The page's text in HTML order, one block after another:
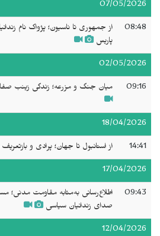
07/05/2026
08:48
از جمهوری تا ناسیون؛ پژواک نام
پاریس
02/05/2026
09:16 میان جنگ و مزرعه؛ زندگی زینب
18/04/2026
14:41 از استانبول تا جهان؛ پرادی و
17/04/2026
09:43
اطلاع‌رسانی به‌مثابه مقاومت
صدای زندانیان سیاسی
12/04/2026